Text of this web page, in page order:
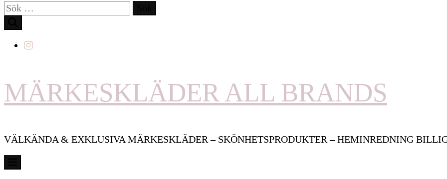
Sök
efter:
MÄRKESKLÄDER ALL BRANDS
VÄLKÄNDA & EXKLUSIVA MÄRKESKLÄDER – SKÖNHETSPRODUKTER – HEMINREDNING